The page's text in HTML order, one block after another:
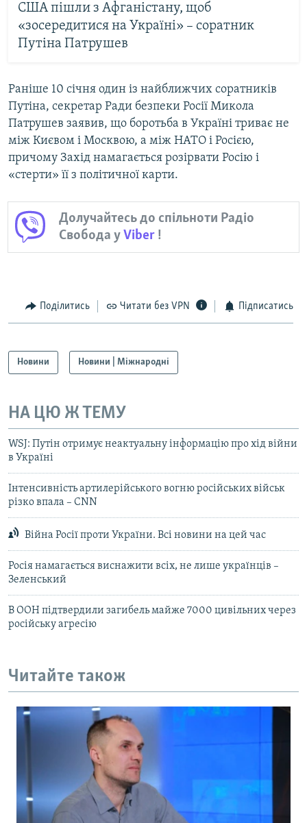
США пішли з Афганістану, щоб
«зосередитися на Україні» – соратник
Путіна Патрушев
Раніше 10 січня один із найближчих соратників
Путіна, секретар Ради безпеки Росії Микола
Патрушев заявив, що боротьба в Україні триває не
між Києвом і Москвою, а між НАТО і Росією,
причому Захід намагається розірвати Росію і
«стерти» її з політичної карти.
Долучайтесь до спільноти Радіо
Свобода уViber !
Поділитись Читати без VPN Підписатись
Новини Новини | Міжнародні
НА ЦЮ Ж ТЕМУ
WSJ: Путін отримує неактуальну інформацію про хід війни
в Україні
Інтенсивність артилерійського вогню російських військ
різко впала – CNN
Війна Росії проти України. Всі новини на цей час
Росія намагається виснажити всіх, не лише українців –
Зеленський
В ООН підтвердили загибель майже 7000 цивільних через
російську агресію
Читайте також